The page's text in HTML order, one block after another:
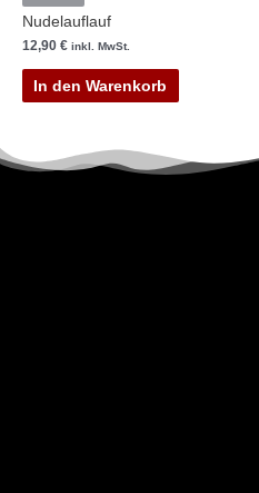
Nudelauflauf
12,90 € inkl. MwSt.
In den Warenkorb